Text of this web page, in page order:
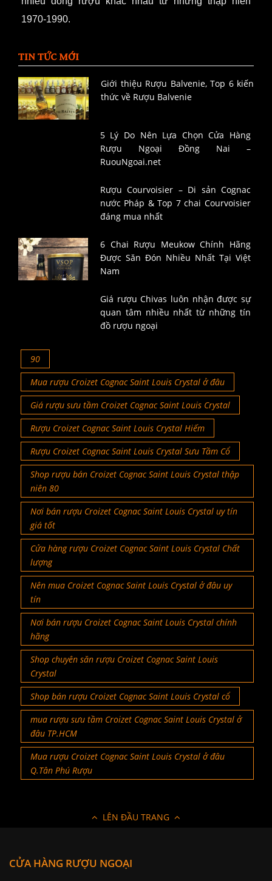
1970-1990.
TIN TỨC MỚI
Giới thiệu Rượu Balvenie, Top 6 kiến
thức về Rượu Balvenie
5 Lý Do Nên Lựa Chọn Cửa Hàng
Rượu Ngoại Đồng Nai –
RuouNgoai.net
Rượu Courvoisier – Di sản Cognac
nước Pháp & Top 7 chai Courvoisier
đáng mua nhất
6 Chai Rượu Meukow Chính Hãng
Được Săn Đón Nhiều Nhất Tại Việt
Nam
Giá rượu Chivas luôn nhận được sự
quan tâm nhiều nhất từ những tín
đồ rượu ngoại
90
Mua rượu Croizet Cognac Saint Louis Crystal ở đâu
Giá rượu sưu tầm Croizet Cognac Saint Louis Crystal
Rượu Croizet Cognac Saint Louis Crystal Hiếm
Rượu Croizet Cognac Saint Louis Crystal Sưu Tầm Cổ
Shop rượu bán Croizet Cognac Saint Louis Crystal thập
niên 80
Nơi bán rượu Croizet Cognac Saint Louis Crystal uy tín
giá tốt
Cửa hàng rượu Croizet Cognac Saint Louis Crystal Chất
lượng
Nên mua Croizet Cognac Saint Louis Crystal ở đâu uy
tín
Nơi bán rượu Croizet Cognac Saint Louis Crystal chính
hãng
Shop chuyên săn rượu Croizet Cognac Saint Louis
Crystal
Shop bán rượu Croizet Cognac Saint Louis Crystal cổ
mua rượu sưu tầm Croizet Cognac Saint Louis Crystal ở
đâu TP.HCM
Mua rượu Croizet Cognac Saint Louis Crystal ở đâu
Q.Tân Phú Rượu
LÊN ĐẦU TRANG
CỬA HÀNG RƯỢU NGOẠI